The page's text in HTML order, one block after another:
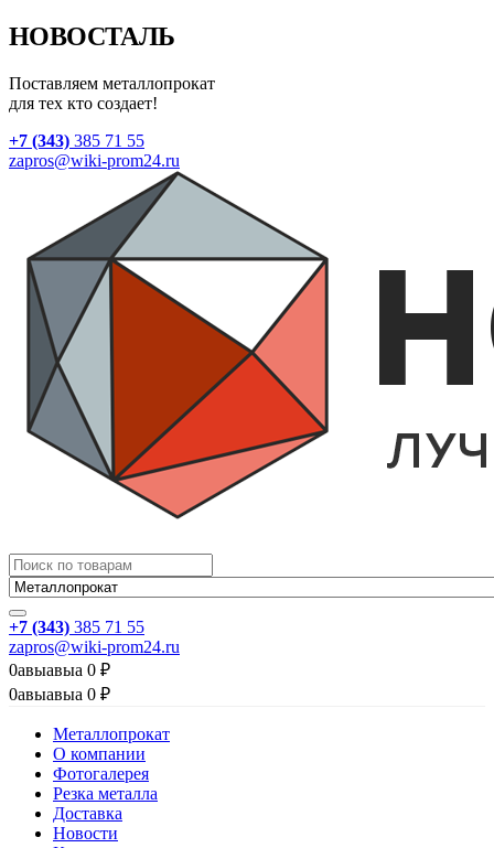
НОВОСТАЛЬ
Поставляем металлопрокат
для тех кто создает!
+7 (343) 385 71 55
zapros@wiki-prom24.ru
+7 (343) 385 71 55
zapros@wiki-prom24.ru
0авыавыа 0 ₽
0авыавыа 0 ₽
Металлопрокат
О компании
Фотогалерея
Резка металла
Доставка
Новости